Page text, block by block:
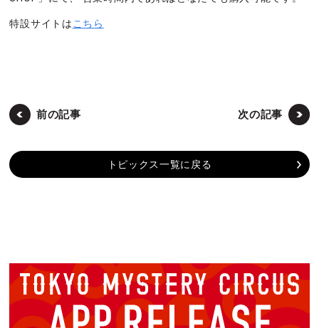
特設サイトはこちら
前の記事 次の記事
トピックス一覧に戻る